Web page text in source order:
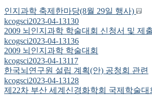
인지과학 축제한마당(8월 29일 행사)
kcogsci2023-04-13130
2009 뇌인지과학 학술대회 신청서 및 제
kcogsci2023-04-13136
2009 뇌인지과학 학술대회
kcogsci2023-04-13117
한국뇌연구원 설립 계획(안) 공청회 관련
kcogsci2023-04-13128
제22차 부산 세계신경화학회 국제학술대